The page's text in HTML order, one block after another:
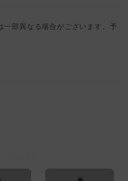
一部異なる場合がございます。予